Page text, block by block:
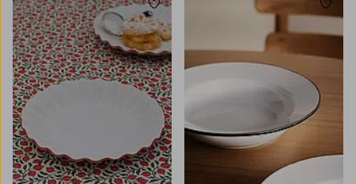
Dodaj do ulubionych